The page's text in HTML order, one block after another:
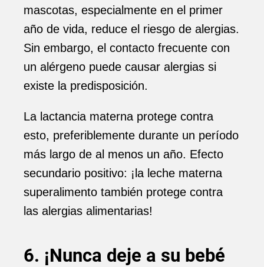
mascotas, especialmente en el primer
año de vida, reduce el riesgo de alergias.
Sin embargo, el contacto frecuente con
un alérgeno puede causar alergias si
existe la predisposición.
La lactancia materna protege contra
esto, preferiblemente durante un período
más largo de al menos un año. Efecto
secundario positivo: ¡la leche materna
superalimento también protege contra
las alergias alimentarias!
6. ¡Nunca deje a su bebé